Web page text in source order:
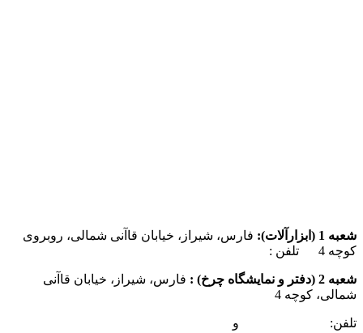
شعبه 1 (ابزارآلات):
فارس، شیراز، خیابان قاآنی شمالی، روبروی
کوچه 4 تلفن :
شعبه 2 (دفتر و نمایشگاه چرخ) :
فارس، شیراز، خیابان قاآنی
شمالی، کوچه 4
تلفن: و